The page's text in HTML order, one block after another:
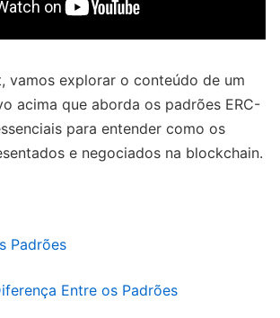
vamos explorar o conteúdo de um
acima que aborda os padrões ERC-
para entender como os
e negociados na blockchain.
Padrões
Entre os Padrões